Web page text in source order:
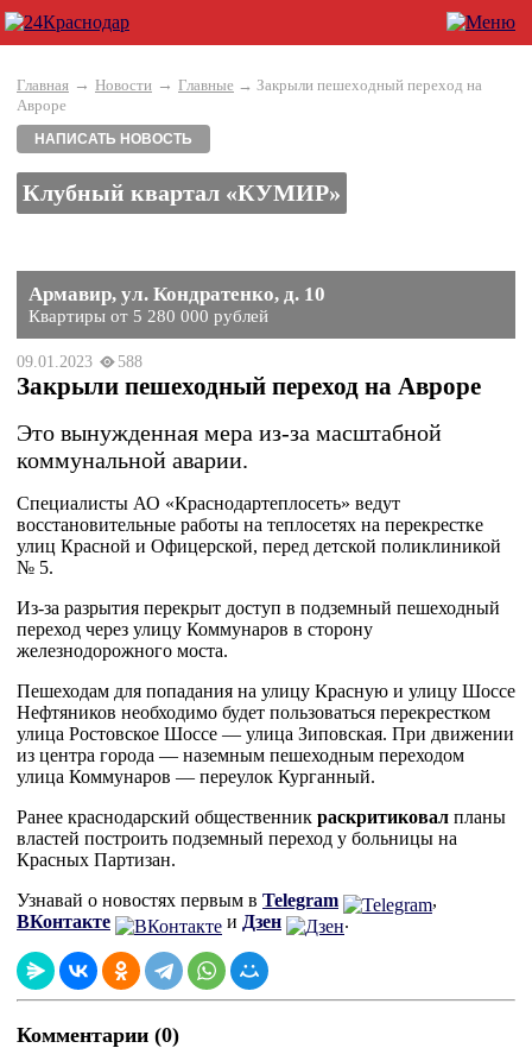
Главная → Новости → Главные → Закрыли пешеходный переход на
Авроре
НАПИСАТЬ НОВОСТЬ
Клубный квартал «КУМИР»
Армавир, ул. Кондратенко, д. 10
Квартиры от 5 280 000 рублей
09.01.2023 588
Закрыли пешеходный переход на Авроре
Это вынужденная мера из-за масштабной
коммунальной аварии.
Специалисты АО «Краснодартеплосеть» ведут
восстановительные работы на теплосетях на перекрестке
улиц Красной и Офицерской, перед детской поликлиникой
№ 5.
Из-за разрытия перекрыт доступ в подземный пешеходный
переход через улицу Коммунаров в сторону
железнодорожного моста.
Пешеходам для попадания на улицу Красную и улицу Шоссе
Нефтяников необходимо будет пользоваться перекрестком
улица Ростовское Шоссе — улица Зиповская. При движении
из центра города — наземным пешеходным переходом
улица Коммунаров — переулок Курганный.
Ранее краснодарский общественник раскритиковал планы
властей построить подземный переход у больницы на
Красных Партизан.
Узнавай о новостях первым в Telegram
,
ВКонтакте
и Дзен .
Комментарии (0)